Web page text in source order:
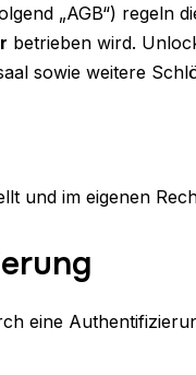
„AGB“) regeln
betrieben wird.
sowie weitere
und im eigenen
eine